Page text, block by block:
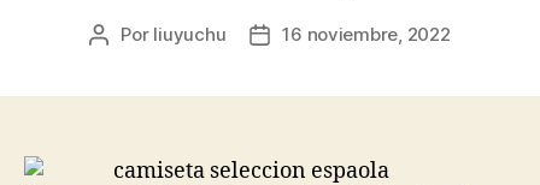
Autor
Por liuyuchu
Fecha16 noviembre, 2022